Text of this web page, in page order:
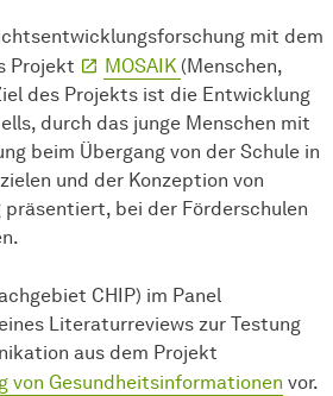
mit dem
Projekt
MOSAIK (Menschen,
des Projekts ist die Entwicklung
durch das junge Menschen mit
beim Übergang von der Schule in
und der Konzeption von
präsentiert, bei der Förderschulen
CHIP) im Panel
Literaturreviews zur Testung
aus dem Projekt
von Gesundheitsinformationen vor.